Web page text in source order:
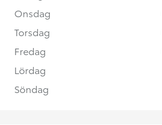
Onsdag
Torsdag
Fredag
Lördag
Söndag